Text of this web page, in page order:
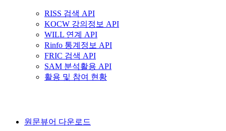
RISS 검색 API
KOCW 강의정보 API
WILL 연계 API
Rinfo 통계정보 API
FRIC 검색 API
SAM 분석활용 API
활용 및 참여 현황
원문뷰어 다운로드